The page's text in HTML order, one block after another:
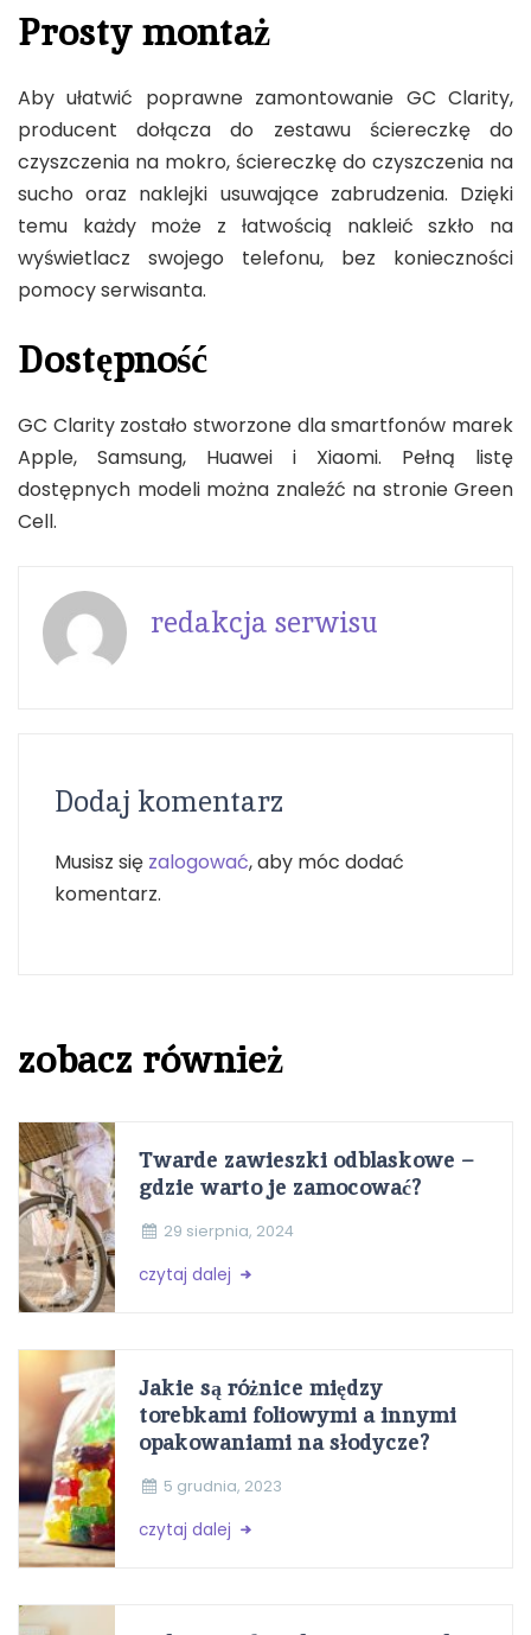
Prosty montaż
Aby ułatwić poprawne zamontowanie GC Clarity,
producent dołącza do zestawu ściereczkę do
czyszczenia na mokro, ściereczkę do czyszczenia na
sucho oraz naklejki usuwające zabrudzenia. Dzięki
temu każdy może z łatwością nakleić szkło na
wyświetlacz swojego telefonu, bez konieczności
pomocy serwisanta.
Dostępność
GC Clarity zostało stworzone dla smartfonów marek
Apple, Samsung, Huawei i Xiaomi. Pełną listę
dostępnych modeli można znaleźć na stronie Green
Cell.
redakcja serwisu
Dodaj komentarz
Musisz się zalogować, aby móc dodać
komentarz.
zobacz również
Twarde zawieszki odblaskowe –
gdzie warto je zamocować?
29 sierpnia, 2024
czytaj dalej
Jakie są różnice między
torebkami foliowymi a innymi
opakowaniami na słodycze?
5 grudnia, 2023
czytaj dalej